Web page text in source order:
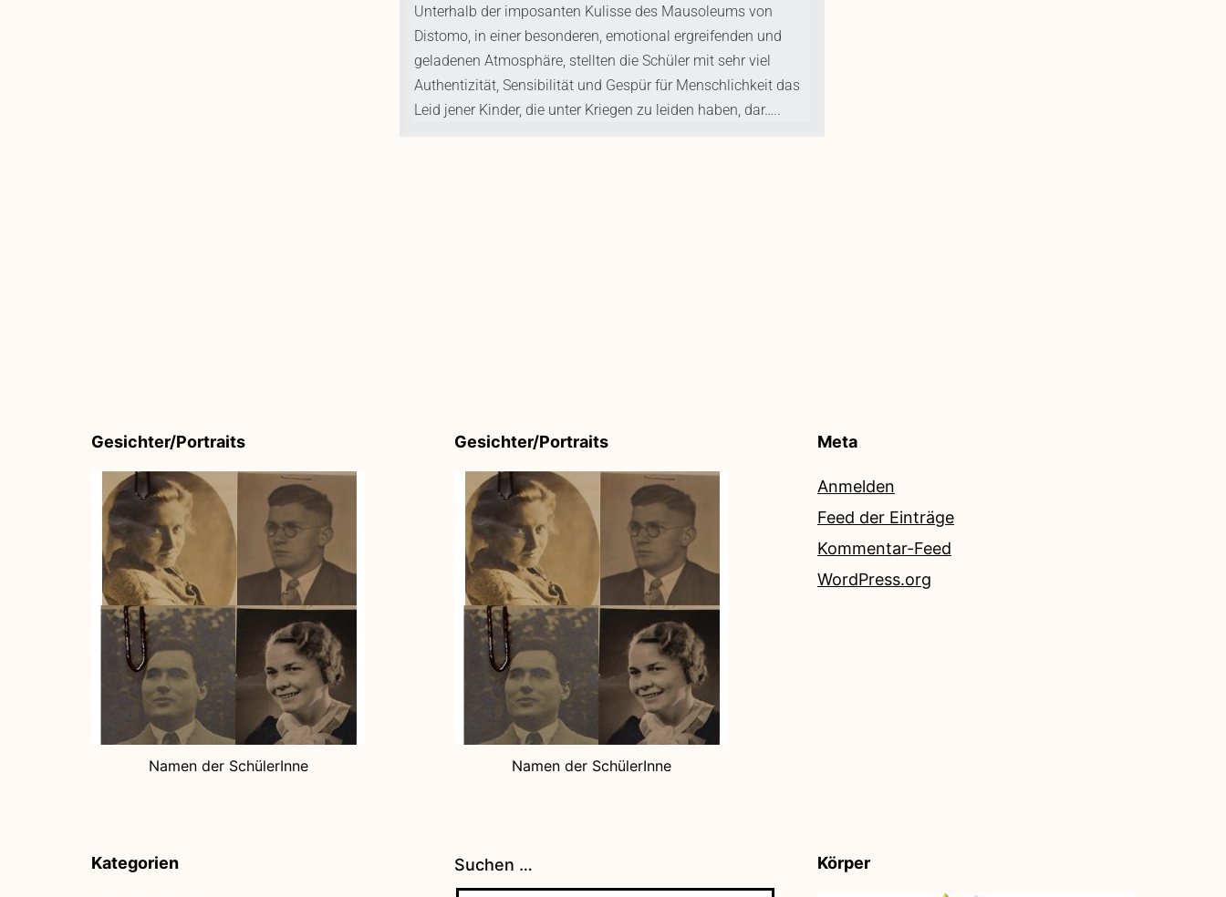
Unterhalb der imposanten Kulisse des Mausoleums von
Distomo, in einer besonderen, emotional ergreifenden und
geladenen Atmosphäre, stellten die Schüler mit sehr viel
Authentizität, Sensibilität und Gespür für Menschlichkeit das
Leid jener Kinder, die unter Kriegen zu leiden haben, dar…..
Gesichter/Portraits
Namen der SchülerInne
Gesichter/Portraits
Namen der SchülerInne
Meta
Anmelden
Feed der Einträge
Kommentar-Feed
WordPress.org
Kategorien Suchen … Körper